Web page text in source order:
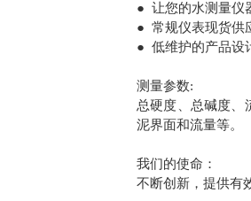
● 让您的水测量仪
● 常规仪表现货供
● 低维护的产品设
测量参数:
总硬度、总碱度、
泥界面和流量等。
我们的使命：
不断创新，提供有